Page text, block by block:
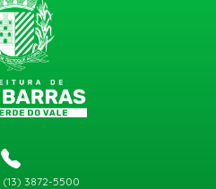
(13) 3872-5500